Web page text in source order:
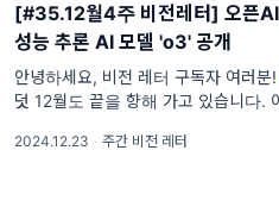
#오픈AI (74)
#AI생
#엔비디아 (36)
#AI에이전트 (33)
#AI인프라 (32)
#데
#디지털전환 (31)
[#35.12월4주 비전레터] 오픈
성능 추론 AI 모델 'o3' 공개
안녕하세요, 비전 레터 구독자 여러
덧 12월도 끝을 향해 가고 있습니다.
는 설렘과 기대가 가득한 시간인데요.
2024.12.23 · 주간 비전 레터